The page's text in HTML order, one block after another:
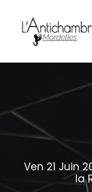
Ven 21 Juin
la